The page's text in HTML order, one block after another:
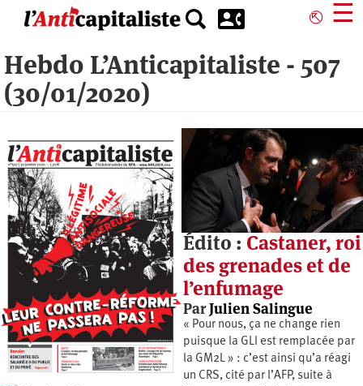
principal
⎋ ☰
Hebdo L’Anticapitaliste - 507
(30/01/2020)
Édito : Castaner, roi
des grenades et de
l’enfumage
ParJulien Salingue
« Pour nous, ça ne change rien
puisque la GLI est remplacée par
la GM2L » : c’est ainsi qu’a réagi
un CRS, cité par l’AFP, suite à